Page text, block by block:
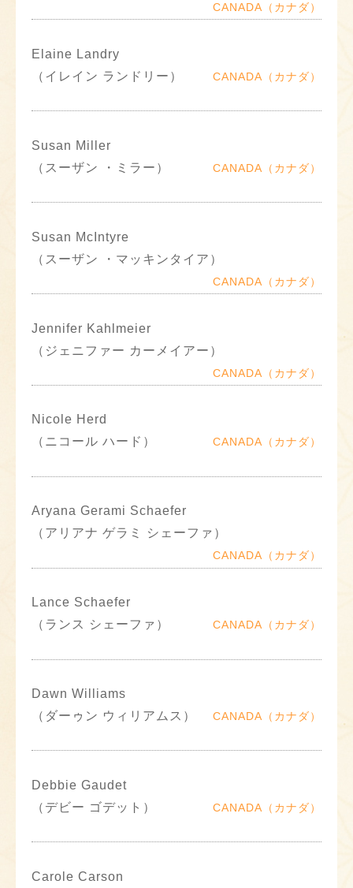
CANADA（カナダ）
Elaine Landry
（イレイン ランドリー）
CANADA（カナダ）
Susan Miller
（スーザン ・ミラー）
CANADA（カナダ）
Susan McIntyre
（スーザン ・マッキンタイア）
CANADA（カナダ）
Jennifer Kahlmeier
（ジェニファー カーメイアー）
CANADA（カナダ）
Nicole Herd
（ニコール ハード）
CANADA（カナダ）
Aryana Gerami Schaefer
（アリアナ ゲラミ シェーファ）
CANADA（カナダ）
Lance Schaefer
（ランス シェーファ）
CANADA（カナダ）
Dawn Williams
（ダーゥン ウィリアムス）
CANADA（カナダ）
Debbie Gaudet
（デビー ゴデット）
CANADA（カナダ）
Carole Carson